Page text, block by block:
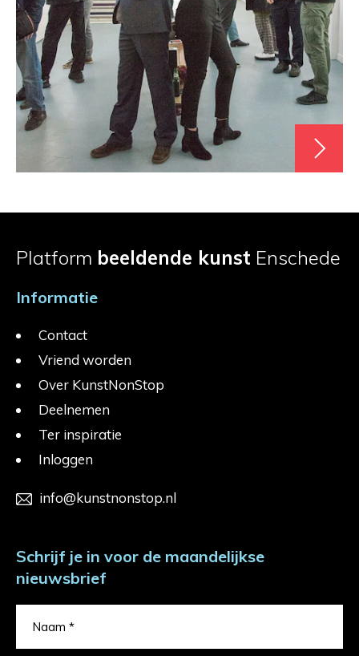
Platform beeldende kunst Enschede
Informatie
Contact
Vriend worden
Over KunstNonStop
Deelnemen
Ter inspiratie
Inloggen
info@kunstnonstop.nl
Schrijf je in voor de maandelijkse
nieuwsbrief